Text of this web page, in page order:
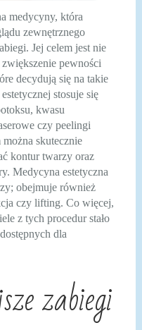
medycyny, która
zewnętrznego
Jej celem jest nie
pewności
decydują się na takie
stosuje się
kwasu
czy peelingi
skutecznie
kontur twarzy oraz
Medycyna estetyczna
obejmuje również
czy lifting. Co więcej,
z tych procedur stało
dla
zabiegi